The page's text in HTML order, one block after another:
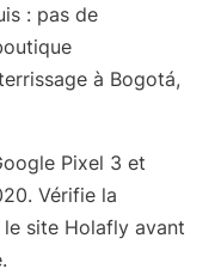
: pas de
à Bogotá,
Pixel 3 et
Vérifie la
site Holafly avant